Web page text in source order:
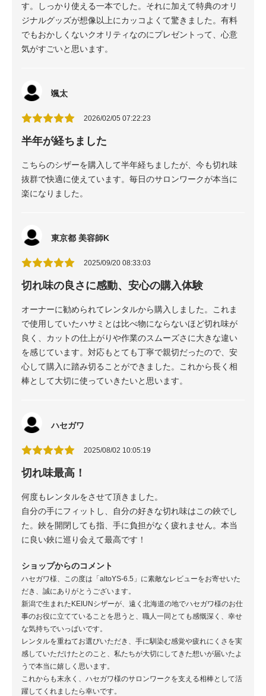
す。しっかり使える一本でした。それに加えて特典のオリ
ジナルグッズが想像以上にカッコよくて驚きました。有料
でもおかしくないクオリティなのにプレゼントって、心意
気がすごいと思います。
颯太
2026/02/05 07:22:23
半年が経ちました
こちらのシザーを購入して半年経ちましたが、今も切れ味
抜群で快適に使えています。毎日のサロンワークが本当に
楽になりました。
東京都 美容師K
2025/09/20 08:33:03
切れ味の良さに感動、安心の購入体験
オーナーに勧められてレンタルから購入しました。これま
で使用していたハサミとは比べ物にならないほど切れ味が
良く、カットの仕上がりや作業のスムーズさに大きな違い
を感じています。対応もとても丁寧で親切だったので、安
心して購入に踏み切ることができました。これから長く相
棒として大切に使っていきたいと思います。
ハセガワ
2025/08/02 10:05:19
切れ味最高！
何度もレンタルをさせて頂きました。
自分の手にフィットし、自分の好きな切れ味はこの鋏でし
た。鋏を開閉しても指、手に負担がなく疲れません。本当
に良い鋏に巡り会えて最高です！
ショップからのコメント
ハセガワ様、この度は「altoYS-6.5」に素敵なレビューをお寄せいた
だき、誠にありがとうございます。
新潟で生まれたKEIUNシザーが、遠く北海道の地でハセガワ様のお仕
事のお役に立てていることを思うと、職人一同とても感慨深く、幸せ
な気持ちでいっぱいです。
レンタルを重ねてお選びいただき、手に馴染む感覚や疲れにくさを実
感していただけたとのこと、私たちが大切にしてきた想いが届いたよ
うで本当に嬉しく思います。
これからも末永く、ハセガワ様のサロンワークを支える相棒として活
躍してくれましたら幸いです。